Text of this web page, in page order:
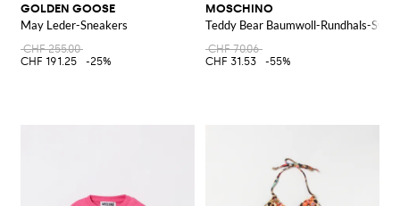
GOLDEN GOOSE
May Leder-Sneakers
CHF 255.00
CHF 191.25
-25%
MOSCHINO
Teddy Bear Baumwoll-Rundhals-
CHF 70.06
CHF 31.53
-55%